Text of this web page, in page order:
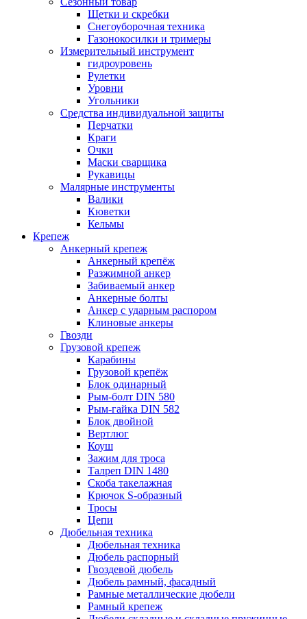
Щетки и скребки
Снегоуборочная техника
Газонокосилки и тримеры
Измерительный инструмент
гидроуровень
Рулетки
Уровни
Угольники
Средства индивидуальной защиты
Перчатки
Краги
Очки
Маски сварщика
Рукавицы
Малярные инструменты
Валики
Кюветки
Кельмы
Крепеж
Анкерный крепеж
Анкерный крепёж
Разжимной анкер
Забиваемый анкер
Анкерные болты
Анкер с ударным распором
Клиновые анкеры
Гвозди
Грузовой крепеж
Карабины
Грузовой крепёж
Блок одинарный
Рым-болт DIN 580
Рым-гайка DIN 582
Блок двойной
Вертлюг
Коуш
Зажим для троса
Талреп DIN 1480
Скоба такелажная
Крючок S-образный
Тросы
Цепи
Дюбельная техника
Дюбельная техника
Дюбель распорный
Гвоздевой дюбель
Дюбель рамный, фасадный
Рамные металлические дюбели
Рамный крепеж